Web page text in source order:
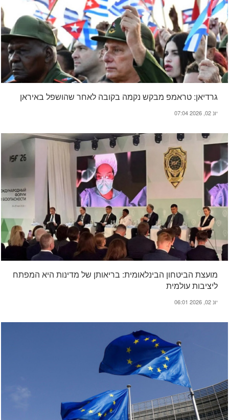
גרדיאן: טראמפ מבקש נקמה בקובה לאחר שהושפל באיראן
יונ 02, 2026 07:04
מועצת הביטחון הבינלאומית: בריאותן של מדינות היא המפתח
ליציבות עולמית
יונ 02, 2026 06:01